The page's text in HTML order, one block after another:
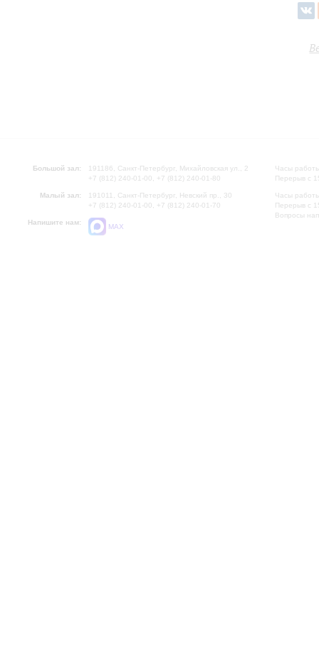
Большой зал:
191186, Санкт-Петербург, Михайловская ул., 2
+7 (812) 240-01-00, +7 (812) 240-01-80
Малый зал:
191011, Санкт-Петербург, Невский пр., 30
+7 (812) 240-01-00, +7 (812) 240-01-70
Напишите нам:
MAX
Часы
Перерыв с
Часы
Перерыв с
Вопросы